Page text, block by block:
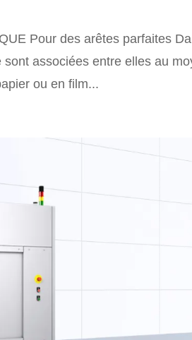
Pour des arêtes parfaites
associées entre elles au
ou en film...